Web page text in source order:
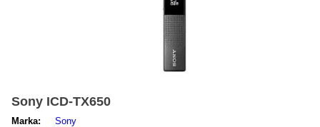
Sony ICD-TX650
Marka:
Sony